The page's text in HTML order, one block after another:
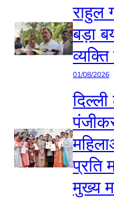
राहुल
बड़ा
01/08/2026
प्रति
मुख्य